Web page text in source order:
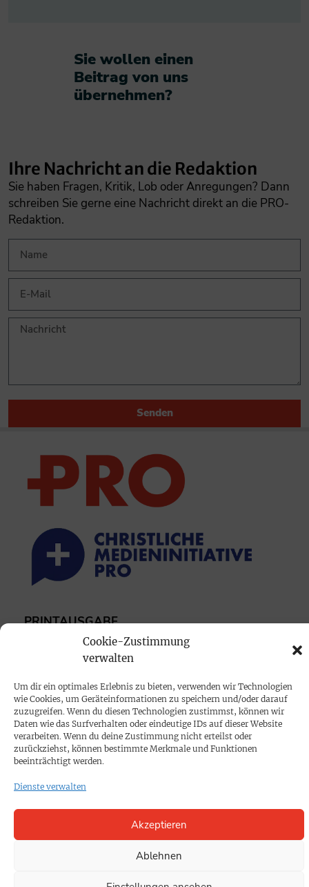
Cookie-Zustimmung
verwalten
Um dir ein optimales Erlebnis zu bieten, verwenden wir Technologien
wie Cookies, um Geräteinformationen zu speichern und/oder darauf
zuzugreifen. Wenn du diesen Technologien zustimmst, können wir
Daten wie das Surfverhalten oder eindeutige IDs auf dieser Website
verarbeiten. Wenn du deine Zustimmung nicht erteilst oder
zurückziehst, können bestimmte Merkmale und Funktionen
beeinträchtigt werden.
Dienste verwalten
Akzeptieren
Ablehnen
Sie wollen einen
Beitrag von uns
übernehmen?​
Ihre Nachricht an die Redaktion
Sie haben Fragen, Kritik, Lob oder Anregungen? Dann
schreiben Sie gerne eine Nachricht direkt an die PRO-
Redaktion.
Senden
PRINTAUSGABE
Mediadaten
PROKOMPAKT
Impressum
SPENDEN
Datenschutz
KONTAKT